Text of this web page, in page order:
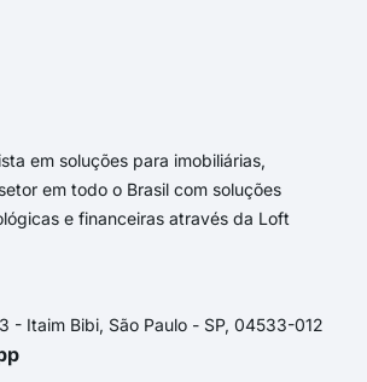
Bonito
em soluções para imobiliárias,
em todo o Brasil com soluções
e financeiras através da Loft
- Itaim Bibi, São Paulo - SP, 04533-012